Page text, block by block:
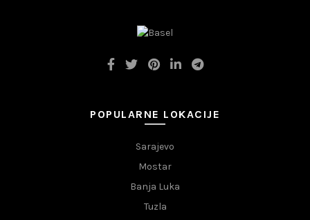
POPULARNE LOKACIJE
Sarajevo
Mostar
Banja Luka
Tuzla